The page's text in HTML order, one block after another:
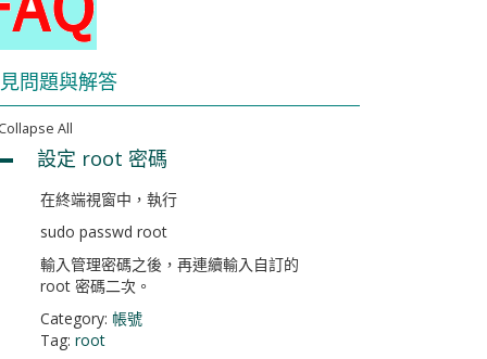
問題與解答
All
設定 root 密碼
在終端視窗中，執行
sudo passwd root
輸入管理密碼之後，再連續輸入自訂的
root 密碼二次。
Category: 帳號
Tag: root